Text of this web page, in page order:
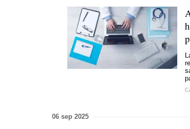
06 sep 2025